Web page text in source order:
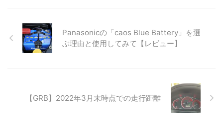
Panasonicの「caos Blue Battery」を選
ぶ理由と使用してみて【レビュー】
【GRB】2022年3月末時点での走行距離